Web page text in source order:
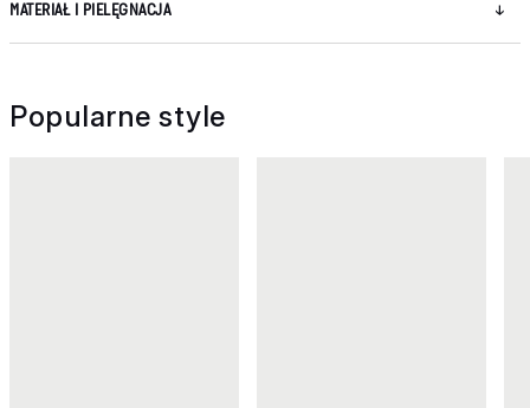
MATERIAŁ I PIELĘGNACJA
Popularne style